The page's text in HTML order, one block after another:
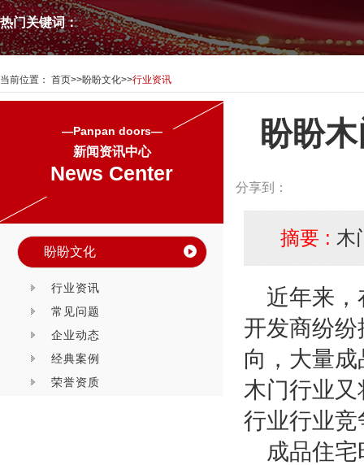
热门关键词：
当前位置： 首页>>盼盼文化>>行业资讯
—Panpan doors—
新闻资讯中心
News Center
盼盼文化
行业资讯
常见问题
企业动态
经典案例
荣誉资质
盼盼
分享到：
摘要 : 木
近年来
开发商纷
向，大量
木门行业
行业行业竞
成品住